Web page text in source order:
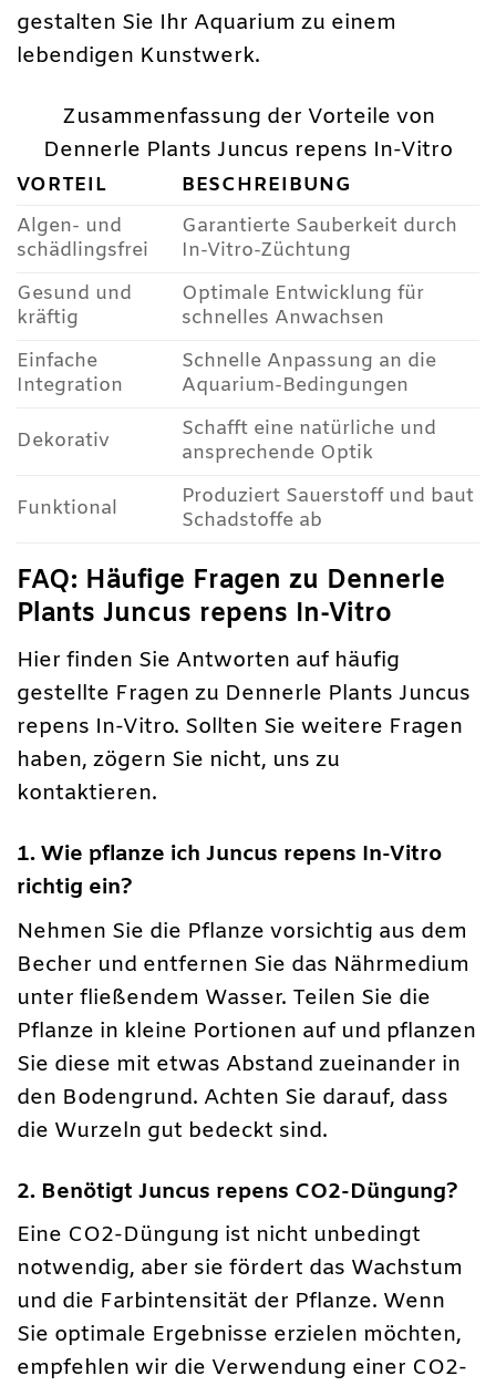
gestalten Sie Ihr Aquarium zu einem
lebendigen Kunstwerk.
Zusammenfassung der Vorteile von
Dennerle Plants Juncus repens In-Vitro
VORTEIL
BESCHREIBUNG
Algen- und
schädlingsfrei
Garantierte Sauberkeit durch
In-Vitro-Züchtung
Gesund und
kräftig
Optimale Entwicklung für
schnelles Anwachsen
Einfache
Integration
Schnelle Anpassung an die
Aquarium-Bedingungen
Dekorativ
Schafft eine natürliche und
ansprechende Optik
Funktional
Produziert Sauerstoff und baut
Schadstoffe ab
FAQ: Häufige Fragen zu Dennerle
Plants Juncus repens In-Vitro
Hier finden Sie Antworten auf häufig
gestellte Fragen zu Dennerle Plants Juncus
repens In-Vitro. Sollten Sie weitere Fragen
haben, zögern Sie nicht, uns zu
kontaktieren.
1. Wie pflanze ich Juncus repens In-Vitro
richtig ein?
Nehmen Sie die Pflanze vorsichtig aus dem
Becher und entfernen Sie das Nährmedium
unter fließendem Wasser. Teilen Sie die
Pflanze in kleine Portionen auf und pflanzen
Sie diese mit etwas Abstand zueinander in
den Bodengrund. Achten Sie darauf, dass
die Wurzeln gut bedeckt sind.
2. Benötigt Juncus repens CO2-Düngung?
Eine CO2-Düngung ist nicht unbedingt
notwendig, aber sie fördert das Wachstum
und die Farbintensität der Pflanze. Wenn
Sie optimale Ergebnisse erzielen möchten,
empfehlen wir die Verwendung einer CO2-